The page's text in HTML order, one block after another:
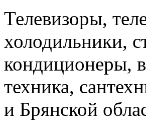
Телевизоры,
холодильники,
кондиционеры,
техника,
и Брянской